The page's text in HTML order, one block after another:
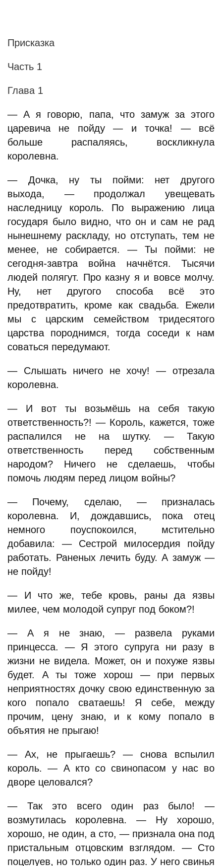
Присказка
Часть 1
Глава 1
— А я говорю, папа, что замуж за этого
царевича не пойду — и точка! — всё
больше распаляясь, воскликнула
королевна.
— Дочка, ну ты пойми: нет другого
выхода, — продолжал увещевать
наследницу король. По выражению лица
государя было видно, что он и сам не рад
нынешнему раскладу, но отступать, тем не
менее, не собирается. — Ты пойми: не
сегодня-завтра война начнётся. Тысячи
людей полягут. Про казну я и вовсе молчу.
Ну, нет другого способа всё это
предотвратить, кроме как свадьба. Ежели
мы с царским семейством тридесятого
царства породнимся, тогда соседи к нам
соваться передумают.
— Слышать ничего не хочу! — отрезала
королевна.
— И вот ты возьмёшь на себя такую
ответственность?! — Король, кажется, тоже
распалился не на шутку. — Такую
ответственность перед собственным
народом? Ничего не сделаешь, чтобы
помочь людям перед лицом войны?
— Почему, сделаю, — призналась
королевна. И, дождавшись, пока отец
немного поуспокоился, мстительно
добавила: — Сестрой милосердия пойду
работать. Раненых лечить буду. А замуж —
не пойду!
— И что же, тебе кровь, раны да язвы
милее, чем молодой супруг под боком?!
— А я не знаю, — развела руками
принцесса. — Я этого супруга ни разу в
жизни не видела. Может, он и похуже язвы
будет. А ты тоже хорош — при первых
неприятностях дочку свою единственную за
кого попало сватаешь! Я себе, между
прочим, цену знаю, и к кому попало в
объятия не прыгаю!
— Ах, не прыгаешь? — снова вспылил
король. — А кто со свинопасом у нас во
дворе целовался?
— Так это всего один раз было! —
возмутилась королевна. — Ну хорошо,
хорошо, не один, а сто, — признала она под
пристальным отцовским взглядом. — Сто
поцелуев, но только один раз. У него свинья